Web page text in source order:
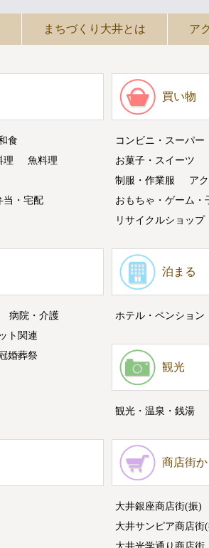
まちづくり大井とは ア
食
理
魚料理
当・宅配
買い物
コンビニ・スーパー
お菓子・スイーツ
制服・作業服
ア
おもちゃ・ゲーム・
リサイクルショップ
病院・介護
ト関連
婚葬祭
泊まる
ホテル・ペンション
観光
観光・温泉・銭湯
商店街
大井銀座商店街(振)
大井サンピア商店街